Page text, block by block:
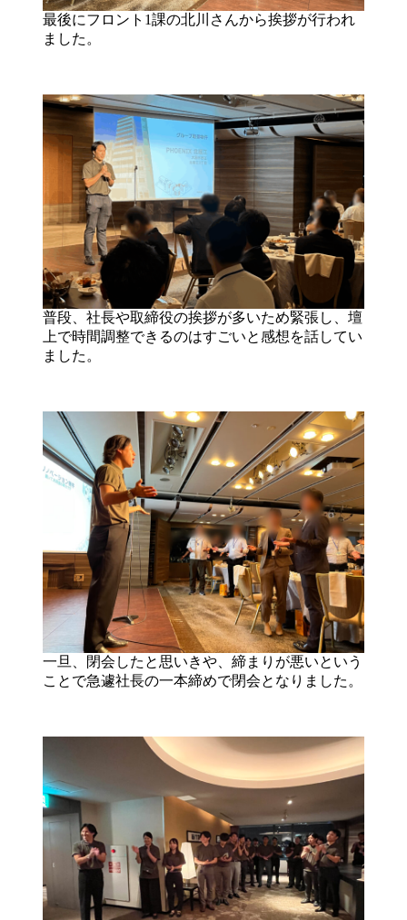
最後にフロント1課の北川さんから挨拶が行われ
ました。
普段、社長や取締役の挨拶が多いため緊張し、壇
上で時間調整できるのはすごいと感想を話してい
ました。
一旦、閉会したと思いきや、締まりが悪いという
ことで急遽社長の一本締めで閉会となりました。